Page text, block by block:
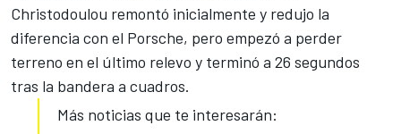
Christodoulou remontó inicialmente y redujo la
diferencia con el Porsche, pero empezó a perder
terreno en el último relevo y terminó a 26 segundos
tras la bandera a cuadros.
Más noticias que te interesarán: